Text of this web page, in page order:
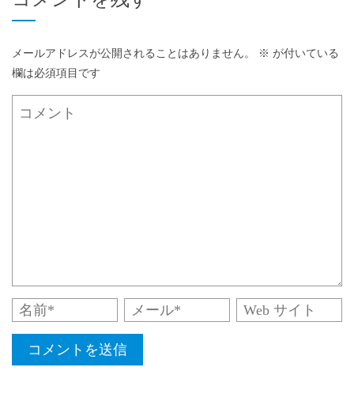
メールアドレスが公開されることはありません。 ※ が付いている
欄は必須項目です